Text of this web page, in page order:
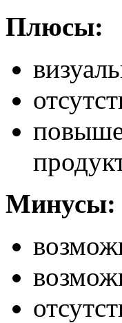
Плюсы:
Минусы: